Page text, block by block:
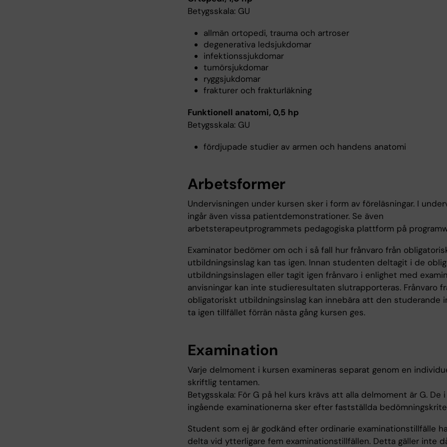
Betygsskala: GU
allmän ortopedi, trauma och artroser
degenerativa ledsjukdomar
infektionssjukdomar
tumörsjukdomar
ryggsjukdomar
frakturer och frakturläkning
Funktionell anatomi, 0,5 hp
Betygsskala: GU
fördjupade studier av armen och handens anatomi
Arbetsformer
Undervisningen under kursen sker i form av föreläsningar. I
ingår även vissa patientdemonstrationer. Se även
arbetsterapeutprogrammets pedagogiska plattform på
Examinator bedömer om och i så fall hur frånvaro från
utbildningsinslag kan tas igen. Innan studenten deltagit i de
utbildningsinslagen eller tagit igen frånvaro i enlighet med
anvisningar kan inte studieresultaten slutrapporteras. Frånvaro
obligatoriskt utbildningsinslag kan innebära att den studerande
ta igen tillfället förrän nästa gång kursen ges.
Examination
Varje delmoment i kursen examineras separat genom en
skriftlig tentamen.
Betygsskala: För G på hel kurs krävs att alla delmoment är G. De
ingående examinationerna sker efter fastställda
Student som ej är godkänd efter ordinarie examinationstillfälle
delta vid ytterligare fem examinationstillfällen. Detta gäller inte